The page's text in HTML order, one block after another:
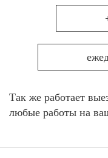
Так же работает
любые работы на